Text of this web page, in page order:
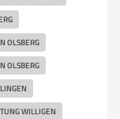
OLSBERG
OLSBERG
WILLIGEN